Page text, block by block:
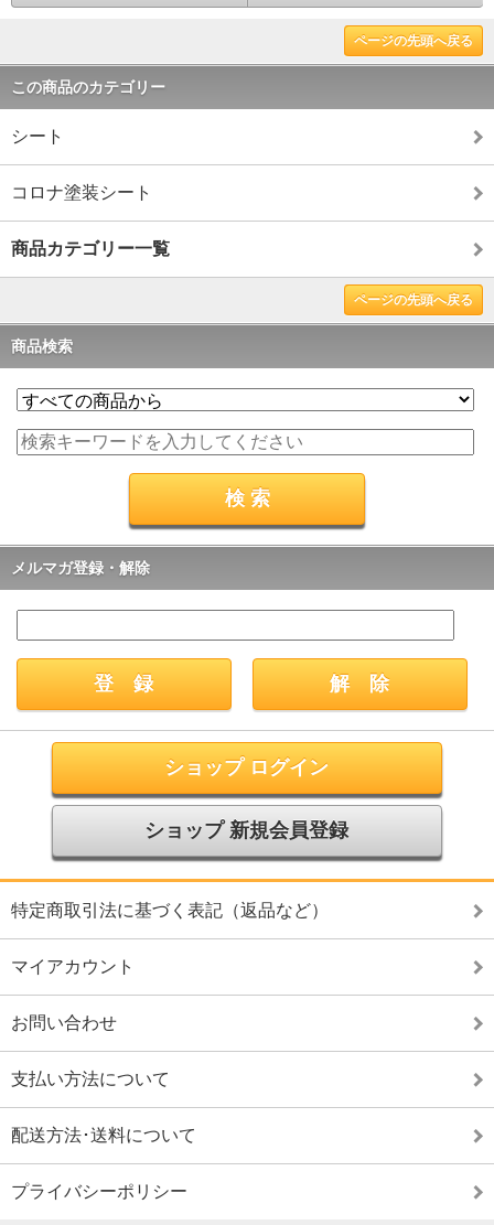
ページの先頭へ戻る
この商品のカテゴリー
シート
コロナ塗装シート
商品カテゴリー一覧
ページの先頭へ戻る
商品検索
メルマガ登録・解除
ショップ ログイン
ショップ 新規会員登録
特定商取引法に基づく表記（返品など）
マイアカウント
お問い合わせ
支払い方法について
配送方法･送料について
プライバシーポリシー